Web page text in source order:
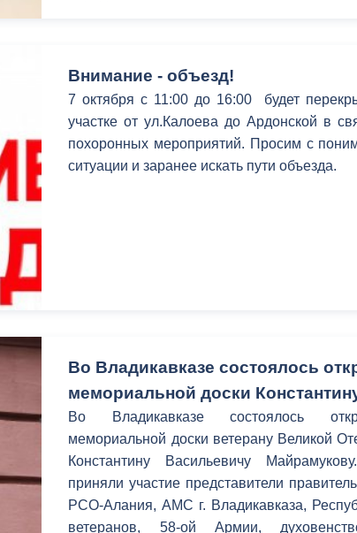
Выборы 2026
Внимание - объезд!
7 октября с 11:00 до 16:00 будет
участке от ул.Калоева до Ардонской в
похоронных мероприятий. Просим с
ситуации и заранее искать пути объезда.
Во Владикавказе состоялось
мемориальной доски
Во Владикавказе состоялось
мемориальной доски ветерану Великой
Константину Васильевичу
приняли участие представители
РСО-Алания, АМС г. Владикавказа,
ветеранов, 58-ой Армии,